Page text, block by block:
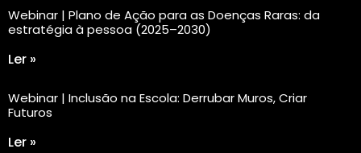
Webinar | Plano de Ação para as Doenças Raras: da
estratégia à pessoa (2025–2030)
Ler »
Webinar | Inclusão na Escola: Derrubar Muros, Criar
Futuros
Ler »